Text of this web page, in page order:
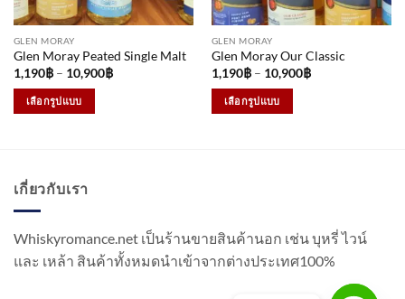
on
the
product
page
on
the
product
page
GLEN MORAY
Glen Moray Peated Single Malt
1,190฿ – 10,900฿Price
เลือกรูปแบบ
multiple
variants.
The
options
may
GLEN MORAY
Glen Moray Our Classic
1,190฿ – 10,900฿Price
เลือกรูปแบบ
options
may
เกี่ยวกับเรา
Whiskyromance.net เป็นร้านขายสินค้านอก เช่น บุหรี่ ไวน์
และ เหล้า สินค้าทั้งหมดนำเข้าจากต่างประเทศ100%